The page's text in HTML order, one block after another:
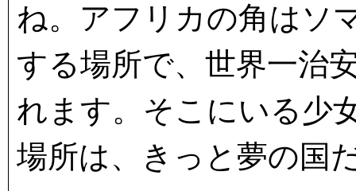
ね。アフリカの角はソ
する場所で、世界一治
れます。そこにいる少
場所は、きっと夢の国